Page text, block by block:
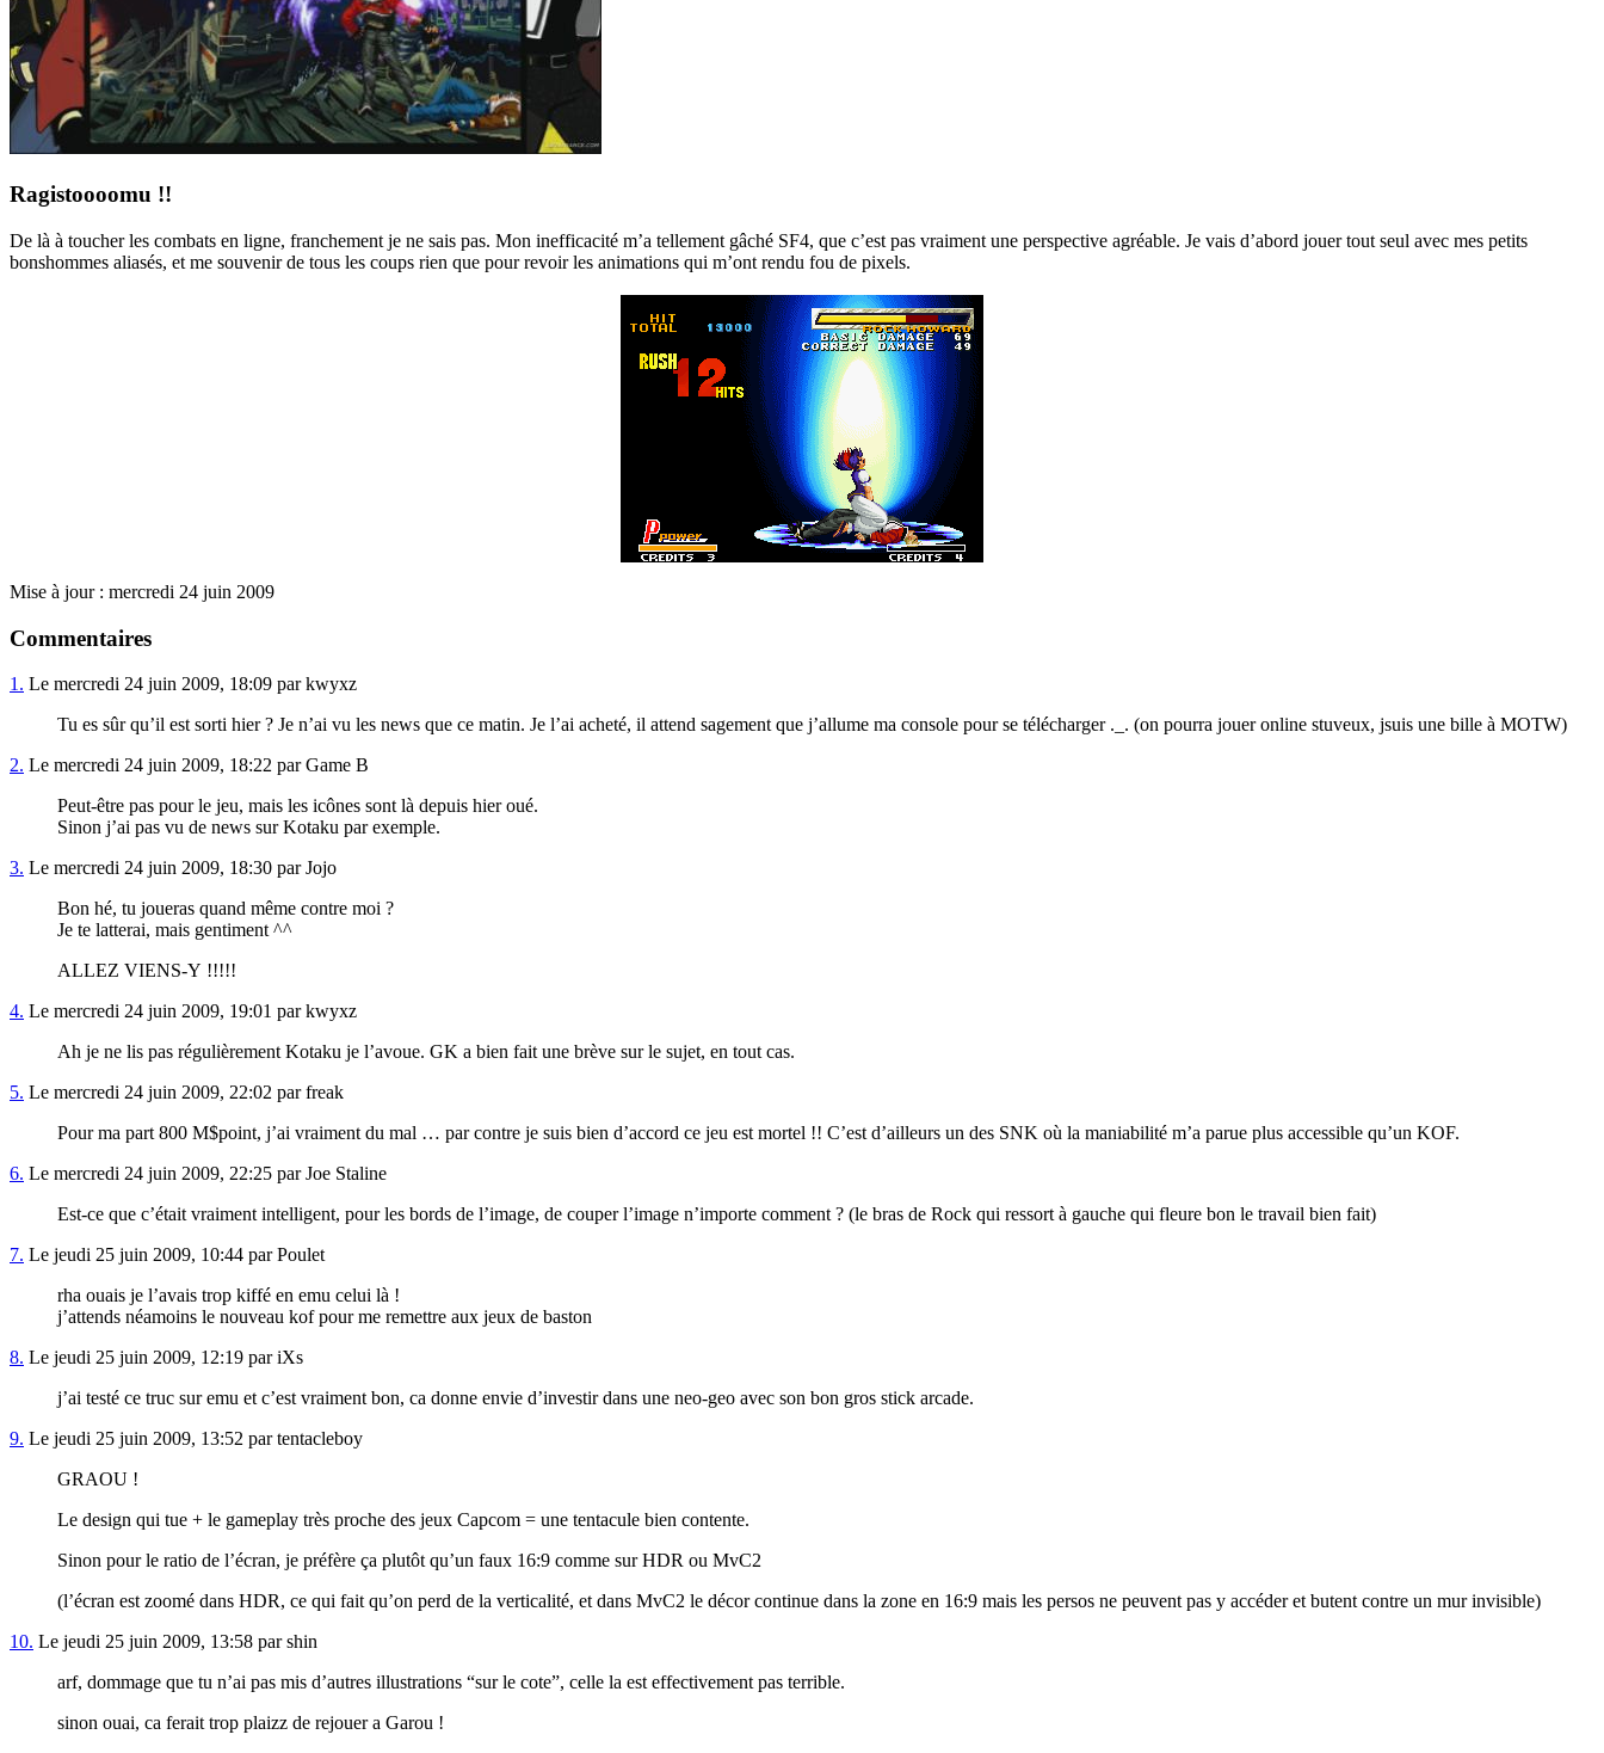
Ragistoooomu !!
De là à toucher les combats en ligne, franchement je ne sais pas. Mon inefficacité m’a tellement gâché SF4, que c’est pas vraiment une perspective agréable. Je vais d’abord jouer tout seul avec mes petits
bonshommes aliasés, et me souvenir de tous les coups rien que pour revoir les animations qui m’ont rendu fou de pixels.
Mise à jour : mercredi 24 juin 2009
Commentaires
1. Le mercredi 24 juin 2009, 18:09 par kwyxz
Tu es sûr qu’il est sorti hier ? Je n’ai vu les news que ce matin. Je l’ai acheté, il attend sagement que j’allume ma console pour se télécharger ._. (on pourra jouer online stuveux, jsuis une bille à MOTW)
2. Le mercredi 24 juin 2009, 18:22 par Game B
Peut-être pas pour le jeu, mais les icônes sont là depuis hier oué.
Sinon j’ai pas vu de news sur Kotaku par exemple.
3. Le mercredi 24 juin 2009, 18:30 par Jojo
Bon hé, tu joueras quand même contre moi ?
Je te latterai, mais gentiment ^^
ALLEZ VIENS-Y !!!!!
4. Le mercredi 24 juin 2009, 19:01 par kwyxz
Ah je ne lis pas régulièrement Kotaku je l’avoue. GK a bien fait une brève sur le sujet, en tout cas.
5. Le mercredi 24 juin 2009, 22:02 par freak
Pour ma part 800 M$point, j’ai vraiment du mal … par contre je suis bien d’accord ce jeu est mortel !! C’est d’ailleurs un des SNK où la maniabilité m’a parue plus accessible qu’un KOF.
6. Le mercredi 24 juin 2009, 22:25 par Joe Staline
Est-ce que c’était vraiment intelligent, pour les bords de l’image, de couper l’image n’importe comment ? (le bras de Rock qui ressort à gauche qui fleure bon le travail bien fait)
7. Le jeudi 25 juin 2009, 10:44 par Poulet
rha ouais je l’avais trop kiffé en emu celui là !
j’attends néamoins le nouveau kof pour me remettre aux jeux de baston
8. Le jeudi 25 juin 2009, 12:19 par iXs
j’ai testé ce truc sur emu et c’est vraiment bon, ca donne envie d’investir dans une neo-geo avec son bon gros stick arcade.
9. Le jeudi 25 juin 2009, 13:52 par tentacleboy
GRAOU !
Le design qui tue + le gameplay très proche des jeux Capcom = une tentacule bien contente.
Sinon pour le ratio de l’écran, je préfère ça plutôt qu’un faux 16:9 comme sur HDR ou MvC2
(l’écran est zoomé dans HDR, ce qui fait qu’on perd de la verticalité, et dans MvC2 le décor continue dans la zone en 16:9 mais les persos ne peuvent pas y accéder et butent contre un mur invisible)
10. Le jeudi 25 juin 2009, 13:58 par shin
arf, dommage que tu n’ai pas mis d’autres illustrations “sur le cote”, celle la est effectivement pas terrible.
sinon ouai, ca ferait trop plaizz de rejouer a Garou !